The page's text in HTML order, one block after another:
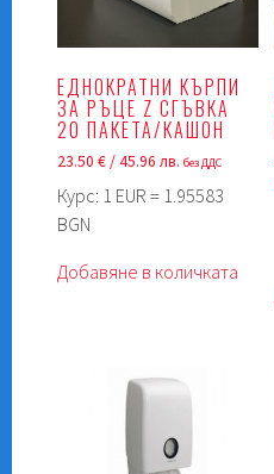
ЕДНОКРАТНИ КЪРПИ
ЗА РЪЦЕ Z СГЪВКА
20 ПАКЕТА/КАШОН
23.50€/ 45.96 лв.без ДДС
Курс: 1 EUR = 1.95583
BGN
Добавяне в количката